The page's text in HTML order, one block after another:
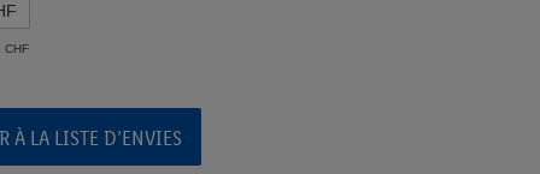
CHF
À LA LISTE D’ENVIES